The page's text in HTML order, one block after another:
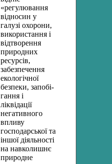
«регулювання
відносин у
галузі охорони,
використання і
відтворен­ня
природних
ресурсів,
забезпечення
екологічної
безпеки, запобі­
гання і
ліквідації
негативного
впливу
господарської та
іншої діяль­ності
на навколишнє
природне